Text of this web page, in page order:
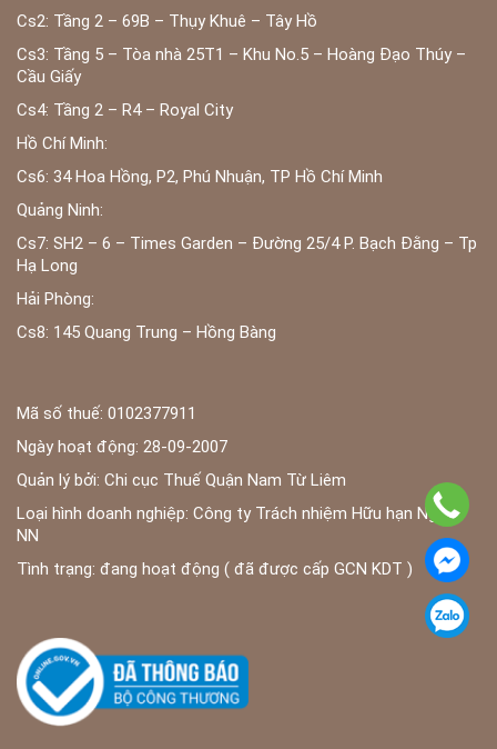
Cs2: Tầng 2 – 69B – Thụy Khuê – Tây Hồ
Cs3: Tầng 5 – Tòa nhà 25T1 – Khu No.5 – Hoàng Đạo Thúy –
Cầu Giấy
Cs4: Tầng 2 – R4 – Royal City
Hồ Chí Minh:
Cs6: 34 Hoa Hồng, P2, Phú Nhuận, TP Hồ Chí Minh
Quảng Ninh:
Cs7: SH2 – 6 – Times Garden – Đường 25/4 P. Bạch Đằng – Tp
Hạ Long
Hải Phòng:
Cs8: 145 Quang Trung – Hồng Bàng
Mã số thuế: 0102377911
Ngày hoạt động: 28-09-2007
Quản lý bởi: Chi cục Thuế Quận Nam Từ Liêm
Loại hình doanh nghiệp: Công ty Trách nhiệm Hữu hạn Ngoài
NN
Tình trạng: đang hoạt động ( đã được cấp GCN KDT )